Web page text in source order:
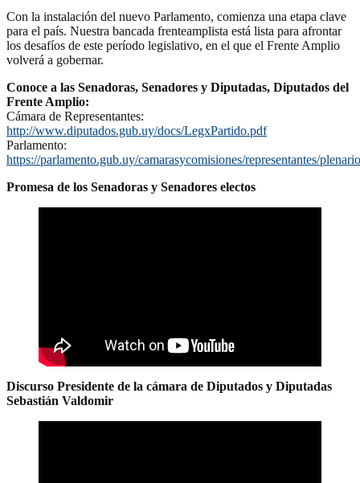
Con la instalación del nuevo Parlamento, comienza una etapa clave
para el país. Nuestra bancada frenteamplista está lista para afrontar
los desafíos de este período legislativo, en el que el Frente Amplio
volverá a gobernar.
Conoce a las Senadoras, Senadores y Diputadas, Diputados del
Frente Amplio:
Cámara de Representantes:
http://www.diputados.gub.uy/docs/LegxPartido.pdf
Parlamento:
https://parlamento.gub.uy/camarasycomisiones/representantes/
Promesa de los Senadoras y Senadores electos
Discurso Presidente de la cámara de Diputados y Diputadas
Sebastián Valdomir